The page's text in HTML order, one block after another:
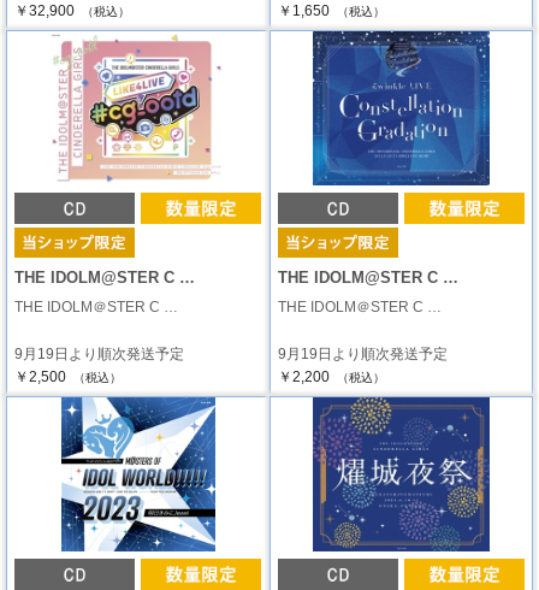
￥32,900
（税込）
￥1,650
（税込）
THE IDOLM@STER C …
THE IDOLM＠STER C …
9月19日より順次発送予定
￥2,500
（税込）
THE IDOLM@STER C …
THE IDOLM＠STER C …
9月19日より順次発送予定
￥2,200
（税込）